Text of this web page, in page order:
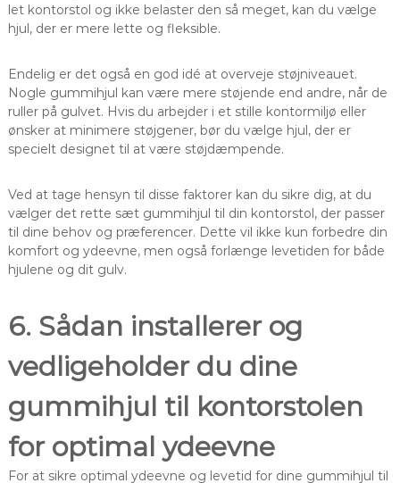
let kontorstol og ikke belaster den så meget, kan du vælge
hjul, der er mere lette og fleksible.
Endelig er det også en god idé at overveje støjniveauet.
Nogle gummihjul kan være mere støjende end andre, når de
ruller på gulvet. Hvis du arbejder i et stille kontormiljø eller
ønsker at minimere støjgener, bør du vælge hjul, der er
specielt designet til at være støjdæmpende.
Ved at tage hensyn til disse faktorer kan du sikre dig, at du
vælger det rette sæt gummihjul til din kontorstol, der passer
til dine behov og præferencer. Dette vil ikke kun forbedre din
komfort og ydeevne, men også forlænge levetiden for både
hjulene og dit gulv.
6. Sådan installerer og
vedligeholder du dine
gummihjul til kontorstolen
for optimal ydeevne
For at sikre optimal ydeevne og levetid for dine gummihjul til